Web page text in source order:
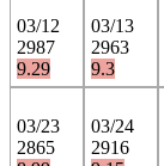
03/12
2987
9.29
03/13
2963
9.3
03/23
2865
03/24
2916